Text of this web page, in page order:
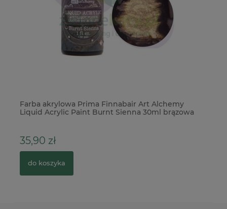
Farba akrylowa Prima Finnabair Art Alchemy
Liquid Acrylic Paint Burnt Sienna 30ml brązowa
35,90 zł
do koszyka